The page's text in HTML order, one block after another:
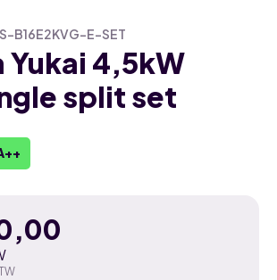
B16E2KVG-E-SET
Yukai 4,5kW
split set